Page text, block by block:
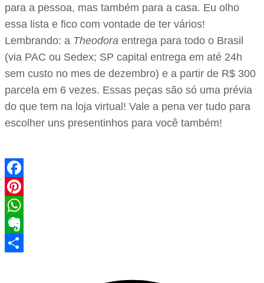
para a pessoa, mas também para a casa. Eu olho
essa lista e fico com vontade de ter vários!
Lembrando: a Theodora entrega para todo o Brasil
(via PAC ou Sedex; SP capital entrega em até 24h
sem custo no mes de dezembro) e a partir de R$ 300
parcela em 6 vezes. Essas peças são só uma prévia
do que tem na loja virtual! Vale a pena ver tudo para
escolher uns presentinhos para você também!
Facebook
Pinterest
WhatsApp
Evernote